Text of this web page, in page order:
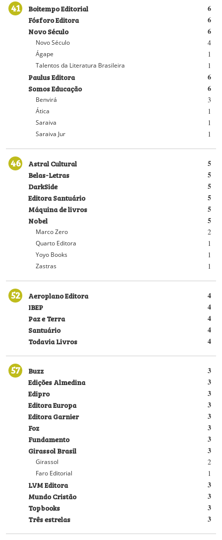
41 6
Boitempo Editorial
6
Fósforo Editora
6
Novo Século
4
Novo Século
1
Ágape
1
Talentos da Literatura Brasileira
6
Paulus Editora
6
Somos Educação
3
Benvirá
1
Ática
1
Saraiva
1
Saraiva Jur
46 5
Astral Cultural
5
Belas-Letras
5
DarkSide
5
Editora Santuário
5
Máquina de livros
5
Nobel
2
Marco Zero
1
Quarto Editora
1
Yoyo Books
1
Zastras
52 4
Aeroplano Editora
4
IBEP
4
Paz e Terra
4
Santuário
4
Todavia Livros
57 3
Buzz
3
Edições Almedina
3
Edipro
3
Editora Europa
3
Editora Garnier
3
Foz
3
Fundamento
3
Girassol Brasil
2
Girassol
1
Faro Editorial
3
LVM Editora
3
Mundo Cristão
3
Topbooks
3
Três estrelas